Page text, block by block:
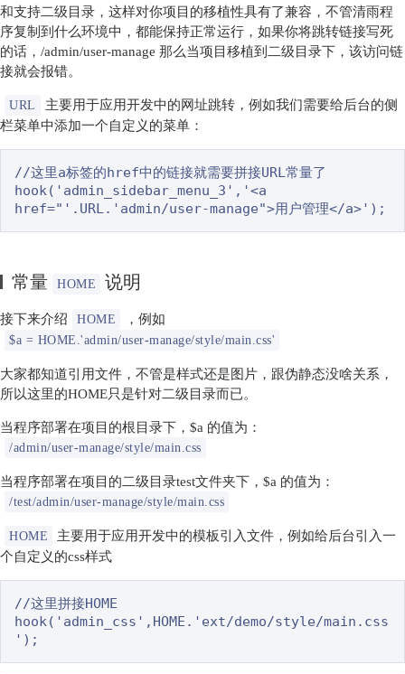
和支持二级目录，这样对你项目的移植性具有了兼容，不管清雨程
序复制到什么环境中，都能保持正常运行，如果你将跳转链接写死
的话，/admin/user-manage 那么当项目移植到二级目录下，该访问链
接就会报错。
URL
主要用于应用开发中的网址跳转，例如我们需要给后台的侧
栏菜单中添加一个自定义的菜单：
//这里a标签的href中的链接就需要拼接URL常量了
hook('admin_sidebar_menu_3','<a
常量 HOME 说明
接下来介绍 HOME ，例如
$a = HOME.'admin/user-manage/style/main.css'
大家都知道引用文件，不管是样式还是图片，跟伪静态没啥关系，
所以这里的HOME只是针对二级目录而已。
当程序部署在项目的根目录下，$a 的值为：
/admin/user-manage/style/main.css
当程序部署在项目的二级目录test文件夹下，$a 的值为：
/test/admin/user-manage/style/main.css
HOME
主要用于应用开发中的模板引入文件，例如给后台引入一
个自定义的css样式
//这里拼接HOME
hook('admin_css',HOME.'ext/demo/style/main.css